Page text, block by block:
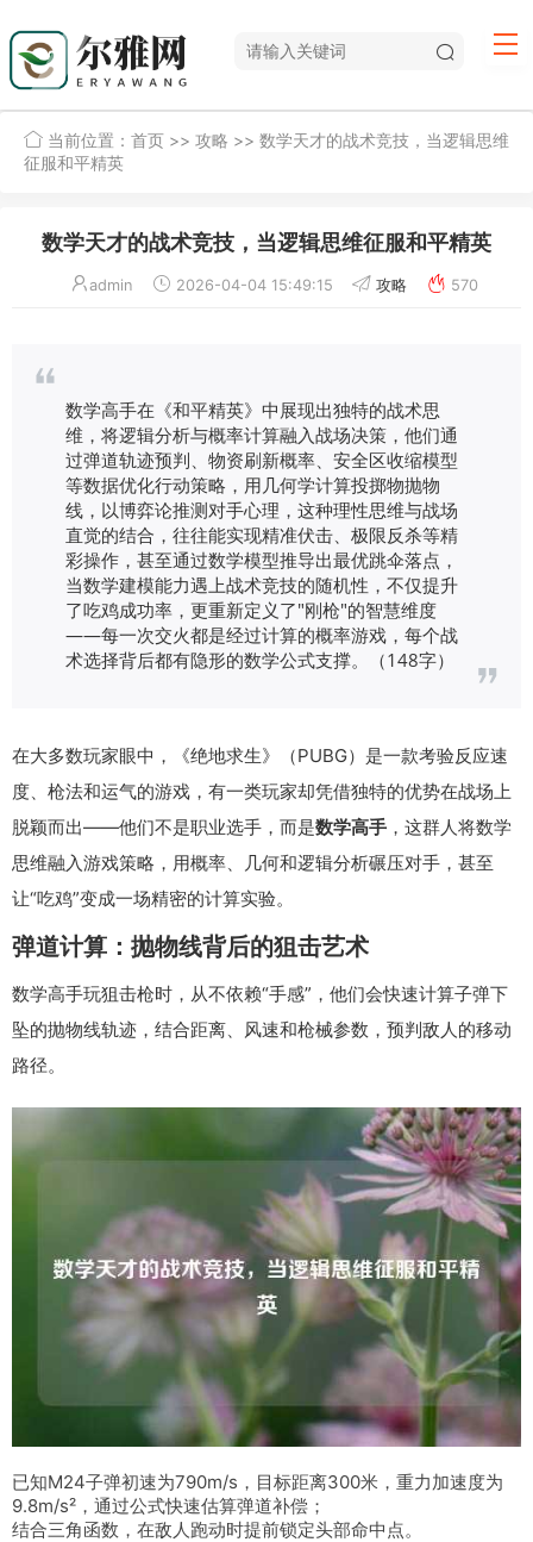
当前位置： 首页 >> 攻略 >> 数学天才的战术竞技，当逻辑思维
征服和平精英
数学天才的战术竞技，当逻辑思维征服和平精英
admin 2026-04-04 15:49:15 攻略 570
数学高手在《和平精英》中展现出独特的战术思
维，将逻辑分析与概率计算融入战场决策，他们通
过弹道轨迹预判、物资刷新概率、安全区收缩模型
等数据优化行动策略，用几何学计算投掷物抛物
线，以博弈论推测对手心理，这种理性思维与战场
直觉的结合，往往能实现精准伏击、极限反杀等精
彩操作，甚至通过数学模型推导出最优跳伞落点，
当数学建模能力遇上战术竞技的随机性，不仅提升
了吃鸡成功率，更重新定义了"刚枪"的智慧维度
——每一次交火都是经过计算的概率游戏，每个战
术选择背后都有隐形的数学公式支撑。（148字）
在大多数玩家眼中，《绝地求生》（PUBG）是一款考验反应速
度、枪法和运气的游戏，有一类玩家却凭借独特的优势在战场上
脱颖而出——他们不是职业选手，而是数学高手 ，这群人将数学
思维融入游戏策略，用概率、几何和逻辑分析碾压对手，甚至
让“吃鸡”变成一场精密的计算实验。
弹道计算：抛物线背后的狙击艺术
数学高手玩狙击枪时，从不依赖“手感”，他们会快速计算子弹下
坠的抛物线轨迹，结合距离、风速和枪械参数，预判敌人的移动
路径。
已知M24子弹初速为790m/s，目标距离300米，重力加速度为
9.8m/s²，通过公式快速估算弹道补偿；
结合三角函数，在敌人跑动时提前锁定头部命中点。